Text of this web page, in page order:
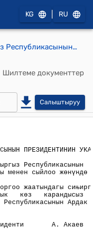
KG RU
А.Мусаеваны Кыргыз Республикасынын Ардак грамотасы менен сыйлоо жөнүндө
Шилтеме документтер
Салыштыруу